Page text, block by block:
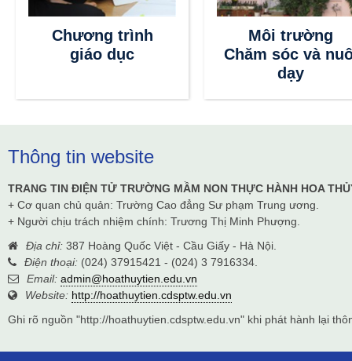
Chương trình
giáo dục
Môi trường
Chăm sóc và
dạy
Thông tin website
TRANG TIN ĐIỆN TỬ TRƯỜNG MẦM NON THỰC HÀNH HOA
+ Cơ quan chủ quản: Trường Cao đẳng Sư phạm Trung ương.
+ Người chịu trách nhiệm chính: Trương Thị Minh Phượng.
Địa chỉ: 387 Hoàng Quốc Việt - Cầu Giấy - Hà Nội.
Điện thoại: (024) 37915421 - (024) 3 7916334.
Email: admin@hoathuytien.edu.vn
Website: http://hoathuytien.cdsptw.edu.vn
Ghi rõ nguồn "http://hoathuytien.cdsptw.edu.vn" khi phát hành lại